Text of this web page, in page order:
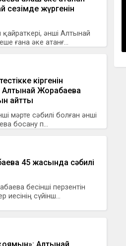
сезімде жүргенін
қайраткері, әнші Алтынай
ғана әке атанғ...
кіргенін
Жорабаева
айтты
мәрте сәбилі болған әнші
босану п...
45 жасында сәбилі
бесінші перзентін
иесінің сүйінш...